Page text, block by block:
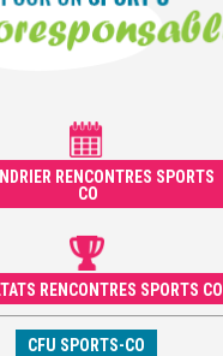
RENCONTRES SPORTS
CO
RENCONTRES SPORTS CO
CFU SPORTS-CO